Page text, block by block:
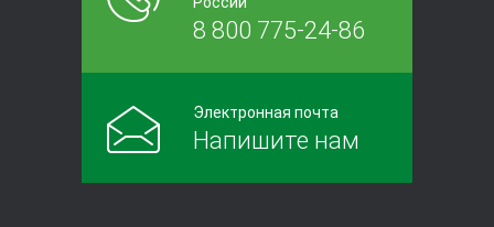
8 800 775-24-86
Электронная почта
Напишите нам